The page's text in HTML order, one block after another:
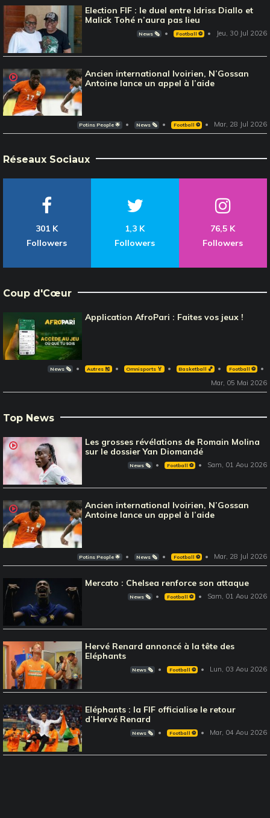
Election FIF : le duel entre Idriss Diallo et
Malick Tohé n’aura pas lieu
News 🗞️ Football ⚽️ Jeu, 30 Jul 2026
Ancien international Ivoirien, N’Gossan
Antoine lance un appel à l’aide
Potins People 🌟 News 🗞️ Football ⚽️ Mar, 28 Jul 2026
Réseaux Sociaux
301 K
Followers
1,3 K
Followers
76,5 K
Followers
Coup d'Cœur
Application AfroPari : Faites vos jeux !
News 🗞️ Autres 🎽 Omnisports 🏅 Basketball 🏀 Football ⚽️
Mar, 05 Mai 2026
Top News
Les grosses révélations de Romain Molina
sur le dossier Yan Diomandé
News 🗞️ Football ⚽️ Sam, 01 Aou 2026
Ancien international Ivoirien, N’Gossan
Antoine lance un appel à l’aide
Potins People 🌟 News 🗞️ Football ⚽️ Mar, 28 Jul 2026
Mercato : Chelsea renforce son attaque
News 🗞️ Football ⚽️ Sam, 01 Aou 2026
Hervé Renard annoncé à la tête des
Eléphants
News 🗞️ Football ⚽️ Lun, 03 Aou 2026
Eléphants : la FIF officialise le retour
d’Hervé Renard
News 🗞️ Football ⚽️ Mar, 04 Aou 2026